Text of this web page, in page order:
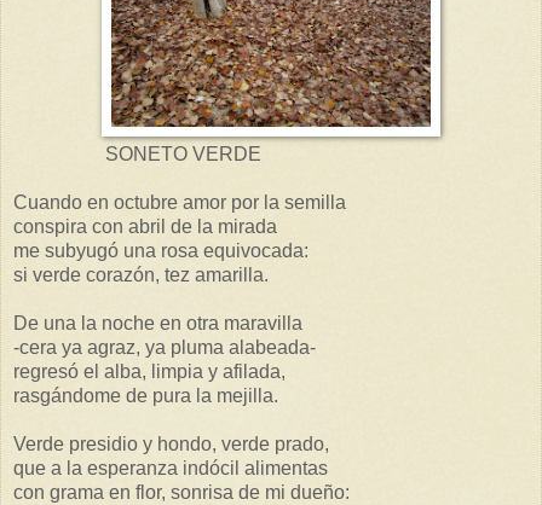
SONETO VERDE
Cuando en octubre amor por la semilla
conspira con abril de la mirada
me subyugó una rosa equivocada:
si verde corazón, tez amarilla.
De una la noche en otra maravilla
-cera ya agraz, ya pluma alabeada-
regresó el alba, limpia y afilada,
rasgándome de pura la mejilla.
Verde presidio y hondo, verde prado,
que a la esperanza indócil alimentas
con grama en flor, sonrisa de mi dueño: